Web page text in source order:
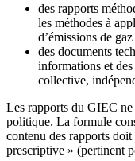
des rapports
les méthodes à
d’émissions de
des documents
informations et
collective,
Les rapports du GIEC
politique. La formule
contenu des rapports
prescriptive » (pertinent